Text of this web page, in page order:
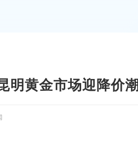
明黄金市场迎降价潮